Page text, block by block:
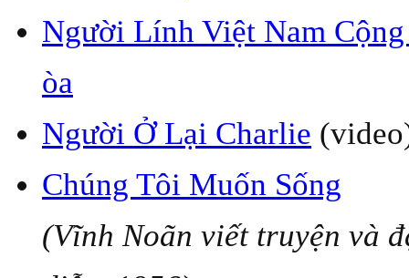
Người Lính Việt Nam
òa
Người Ở Lại Charlie
Chúng Tôi Muốn Sống
(Vĩnh Noãn viết truyện và